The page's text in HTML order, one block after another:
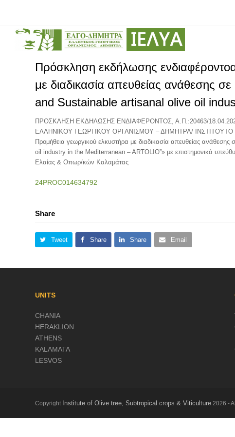
Πρόσκληση εκδήλωσης
με διαδικασία απευθείας ανάθεσης
and Sustainable artisanal olive oil
ΠΡΟΣΚΛΗΣΗ ΕΚΔΗΛΩΣΗΣ ΕΝΔΙΑΦΕΡΟΝΤΟΣ, Α.Π.:20463/
ΕΛΛΗΝΙΚΟΥ ΓΕΩΡΓΙΚΟΥ ΟΡΓΑΝΙΣΜΟΥ – ΔΗΜΗΤΡΑ/
Προμήθεια γεωργικού ελκυστήρα με διαδικασία απευθείας
oil industry in the Mediterranean – ARTOLIO”» με επιστημονικά
Ελαίας & Οπωρ/κών Καλαμάτας
24PROC014634792
Share
Tweet Share Share Email
UNITS
CHANIA
HERAKLION
ATHENS
KALAMATA
LESVOS
Copyright Institute of Olive tree, Subtropical crops & Viticulture 2026 -